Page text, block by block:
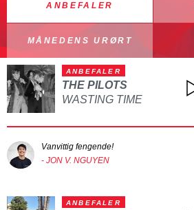
ANBEFALER
MÅNEDENS URØRT
ANBEFALER
THE PILOTS
WASTING TIME
Vanvittig fengende!
- JON V. NGUYEN
ANBEFALER